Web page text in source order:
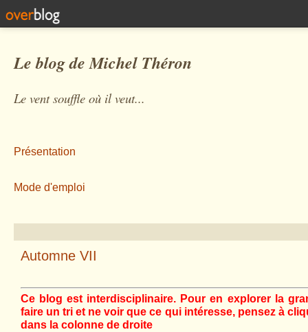
Le blog de Michel Théron
Le vent souffle où il veut...
Présentation
Mode d'emploi
Automne VII
Ce blog est interdisciplinaire. Pour en explorer la
faire un tri et ne voir que ce qui intéresse, pensez à
dans la colonne de droite